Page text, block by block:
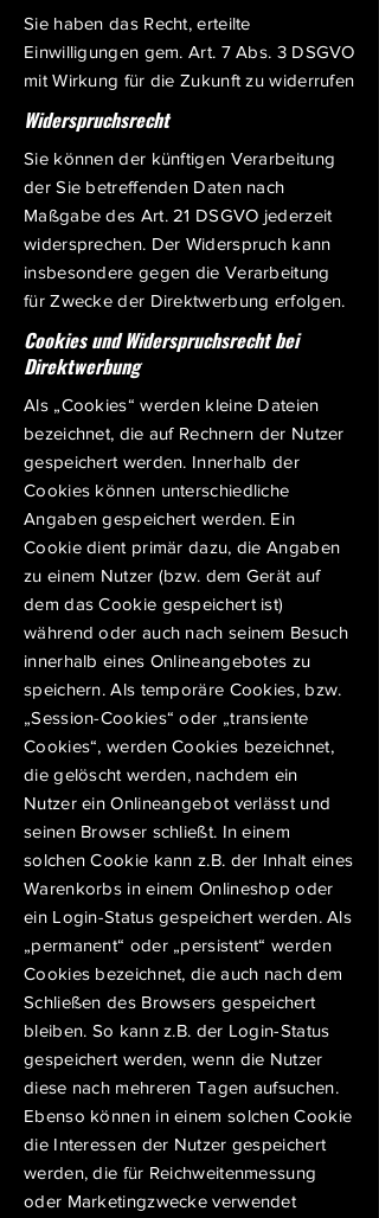
Sie haben das Recht, erteilte
Einwilligungen gem. Art. 7 Abs. 3 DSGVO
mit Wirkung für die Zukunft zu widerrufen
Widerspruchsrecht
Sie können der künftigen Verarbeitung
der Sie betreffenden Daten nach
Maßgabe des Art. 21 DSGVO jederzeit
widersprechen. Der Widerspruch kann
insbesondere gegen die Verarbeitung
für Zwecke der Direktwerbung erfolgen.
Cookies und Widerspruchsrecht bei
Direktwerbung
Als „Cookies“ werden kleine Dateien
bezeichnet, die auf Rechnern der Nutzer
gespeichert werden. Innerhalb der
Cookies können unterschiedliche
Angaben gespeichert werden. Ein
Cookie dient primär dazu, die Angaben
zu einem Nutzer (bzw. dem Gerät auf
dem das Cookie gespeichert ist)
während oder auch nach seinem Besuch
innerhalb eines Onlineangebotes zu
speichern. Als temporäre Cookies, bzw.
„Session-Cookies“ oder „transiente
Cookies“, werden Cookies bezeichnet,
die gelöscht werden, nachdem ein
Nutzer ein Onlineangebot verlässt und
seinen Browser schließt. In einem
solchen Cookie kann z.B. der Inhalt eines
Warenkorbs in einem Onlineshop oder
ein Login-Status gespeichert werden. Als
„permanent“ oder „persistent“ werden
Cookies bezeichnet, die auch nach dem
Schließen des Browsers gespeichert
bleiben. So kann z.B. der Login-Status
gespeichert werden, wenn die Nutzer
diese nach mehreren Tagen aufsuchen.
Ebenso können in einem solchen Cookie
die Interessen der Nutzer gespeichert
werden, die für Reichweitenmessung
oder Marketingzwecke verwendet